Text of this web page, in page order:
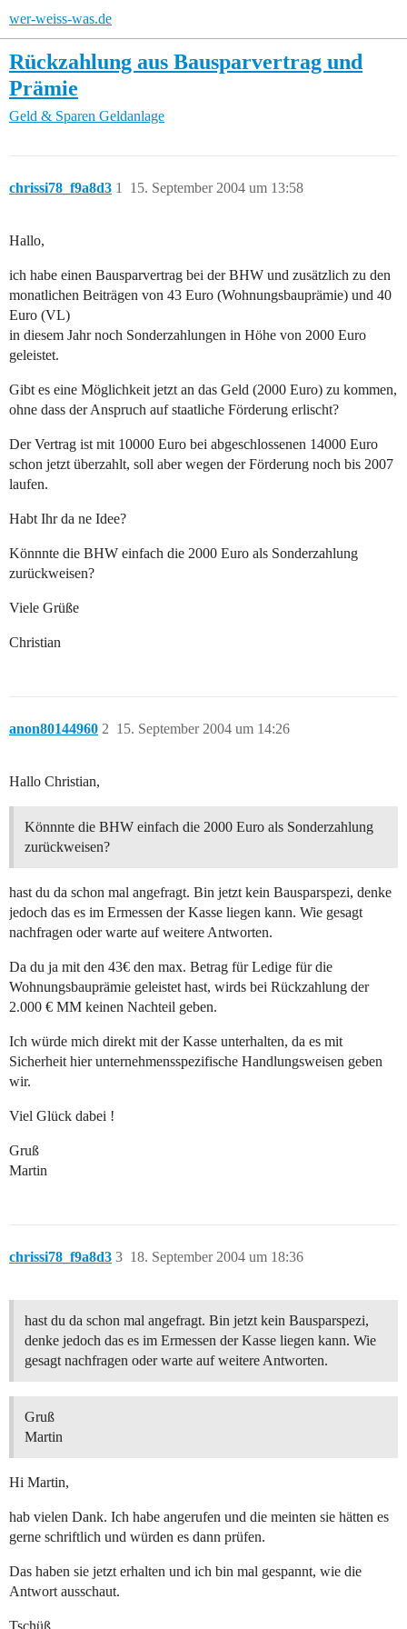
wer-weiss-was.de
Rückzahlung aus Bausparvertrag und
Prämie
Geld & Sparen Geldanlage
chrissi78_f9a8d3 15. September 2004 um 13:58
1
Hallo,
ich habe einen Bausparvertrag bei der BHW und zusätzlich zu den
monatlichen Beiträgen von 43 Euro (Wohnungsbauprämie) und 40
Euro (VL)
in diesem Jahr noch Sonderzahlungen in Höhe von 2000 Euro
geleistet.
Gibt es eine Möglichkeit jetzt an das Geld (2000 Euro) zu kommen,
ohne dass der Anspruch auf staatliche Förderung erlischt?
Der Vertrag ist mit 10000 Euro bei abgeschlossenen 14000 Euro
schon jetzt überzahlt, soll aber wegen der Förderung noch bis 2007
laufen.
Habt Ihr da ne Idee?
Könnnte die BHW einfach die 2000 Euro als Sonderzahlung
zurückweisen?
Viele Grüße
Christian
anon80144960 15. September 2004 um 14:26
2
Hallo Christian,
Könnnte die BHW einfach die 2000 Euro als Sonderzahlung
zurückweisen?
hast du da schon mal angefragt. Bin jetzt kein Bausparspezi, denke
jedoch das es im Ermessen der Kasse liegen kann. Wie gesagt
nachfragen oder warte auf weitere Antworten.
Da du ja mit den 43€ den max. Betrag für Ledige für die
Wohnungsbauprämie geleistet hast, wirds bei Rückzahlung der
2.000 € MM keinen Nachteil geben.
Ich würde mich direkt mit der Kasse unterhalten, da es mit
Sicherheit hier unternehmensspezifische Handlungsweisen geben
wir.
Viel Glück dabei !
Gruß
Martin
chrissi78_f9a8d3 18. September 2004 um 18:36
3
hast du da schon mal angefragt. Bin jetzt kein Bausparspezi,
denke jedoch das es im Ermessen der Kasse liegen kann. Wie
gesagt nachfragen oder warte auf weitere Antworten.
Gruß
Martin
Hi Martin,
hab vielen Dank. Ich habe angerufen und die meinten sie hätten es
gerne schriftlich und würden es dann prüfen.
Das haben sie jetzt erhalten und ich bin mal gespannt, wie die
Antwort ausschaut.
Tschüß